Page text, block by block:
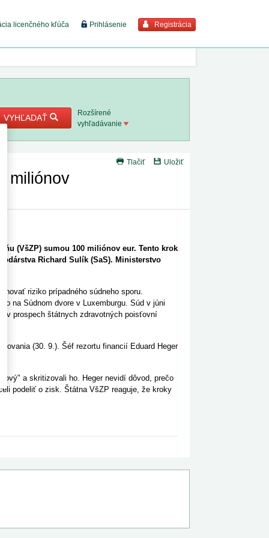
licenčného kľúča Prihlásenie Registrácia
viac
8. 2026
8.
8.
8. 2026
VYHĽADAŤ
Rozšírené
vyhľadávanie
Tlačiť
Uložiť
miliónov
(VšZP) sumou 100 miliónov eur. Tento krok
Richard Sulík (SaS). Ministerstvo
riziko prípadného súdneho sporu.
na Súdnom dvore v Luxemburgu. Súd v júni
v prospech štátnych zdravotných poisťovní
(30. 9.). Šéf rezortu financií Eduard Heger
a skritizovali ho. Heger nevidí dôvod, prečo
podeliť o zisk. Štátna VšZP reaguje, že kroky